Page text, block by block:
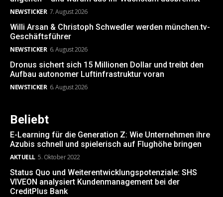
NEWSTICKER 7. August 2026
Willi Arsan & Christoph Schwedler werden münchen.tv-
Geschäftsführer
NEWSTICKER 6. August 2026
Dronus sichert sich 15 Millionen Dollar und treibt den
Aufbau autonomer Luftinfrastruktur voran
NEWSTICKER 6. August 2026
Beliebt
E-Learning für die Generation Z: Wie Unternehmen ihre
Azubis schnell und spielerisch auf Flughöhe bringen
AKTUELL 5. Oktober 2022
Status Quo und Weiterentwicklungspotenziale: SHS
VIVEON analysiert Kundenmanagement bei der
CreditPlus Bank